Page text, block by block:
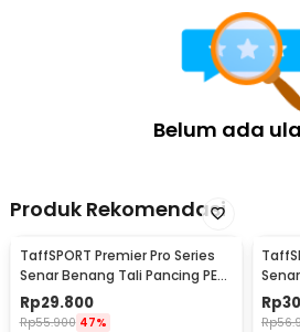
Belum ada
Produk Rekomendasi
TaffSPORT Premier Pro Series
Senar Benang Tali Pancing PE
Braided 300M 0.33mm
Rp29.800
Rp55.900 47%
Rp
Rp